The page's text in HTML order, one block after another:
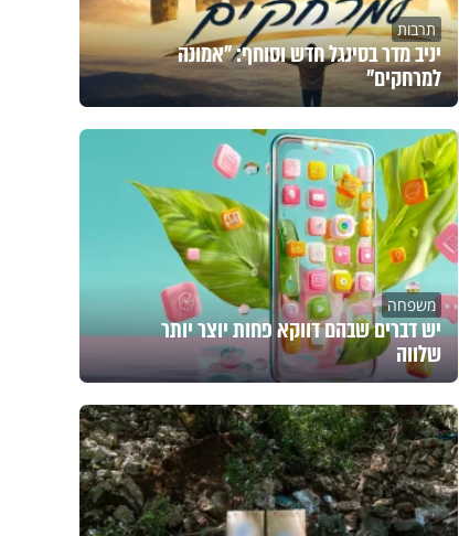
תרבות
יניב מדר בסינגל חדש וסוחף: "אמונה
למרחקים"
משפחה
יש דברים שבהם דווקא פחות יוצר יותר
שלווה